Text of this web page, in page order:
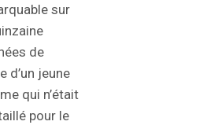
sur
de
d’un jeune
qui n’était
pour le